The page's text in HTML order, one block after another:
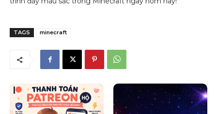
TAGS minecraft